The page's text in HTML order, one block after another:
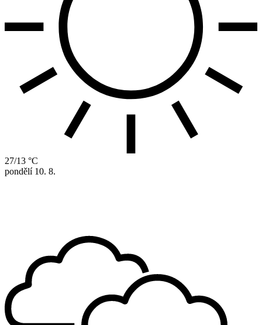
27/13 °C
pondělí 10. 8.